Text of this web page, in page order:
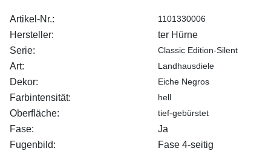
Artikel-Nr.: 1101330006
Hersteller:
ter Hürne
Serie:
Classic Edition-Silent
Art: Landhausdiele
Dekor: Eiche Negros
Farbintensität: hell
Oberfläche: tief-gebürstet
Fase:
Ja
Fugenbild:
Fase 4-seitig